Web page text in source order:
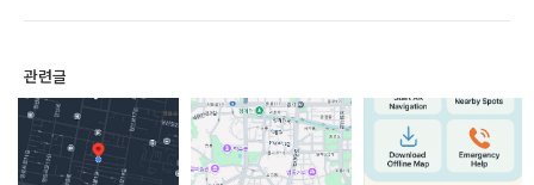
관련글